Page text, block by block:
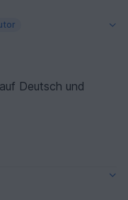
Deutsch und